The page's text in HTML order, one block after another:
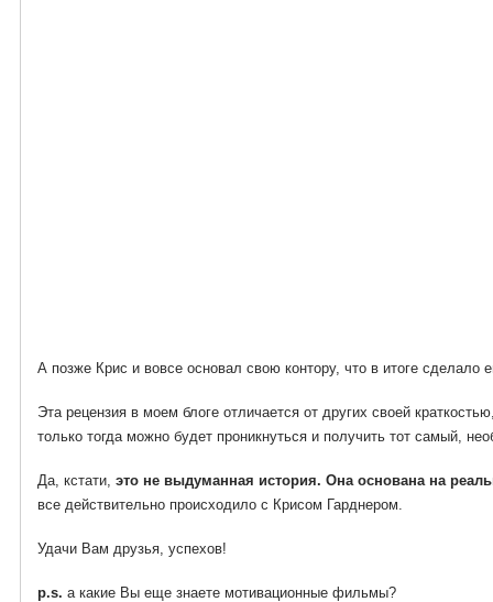
А позже Крис и вовсе основал свою контору, что в итоге сделало
Эта рецензия в моем блоге отличается от других своей
только тогда можно будет проникнуться и получить тот самый,
Да, кстати, это не выдуманная история. Она основана на
все действительно происходило с Крисом Гарднером.
Удачи Вам друзья, успехов!
p.s. а какие Вы еще знаете мотивационные фильмы?